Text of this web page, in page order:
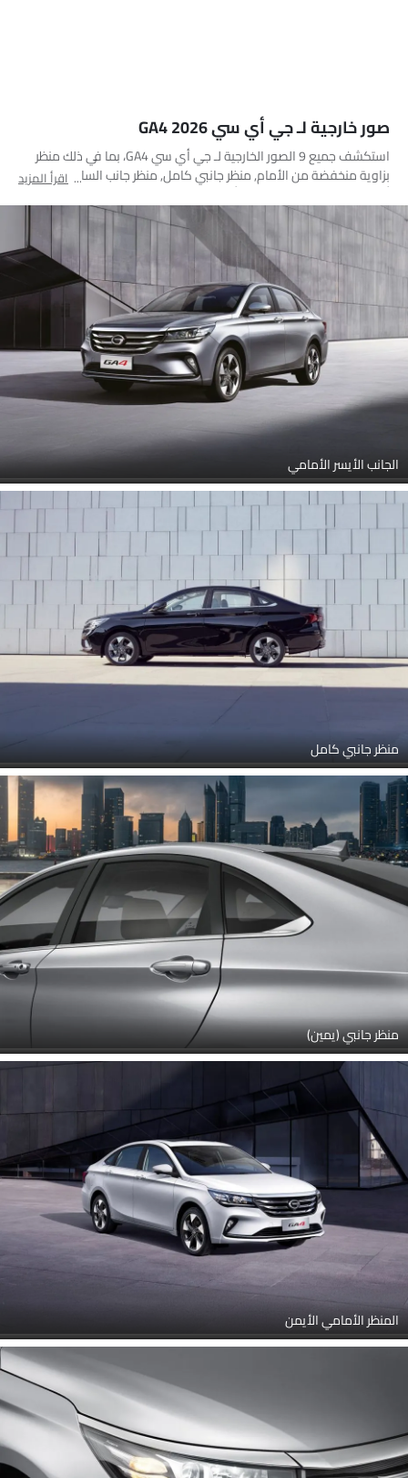
صور خارجية لـ جي أي سي GA4 2026
استكشف جميع 9 الصور الخارجية لـ جي أي سي GA4، بما في ذلك منظر
بزاوية منخفضة من الأمام, منظر جانبي كامل, منظر جانب السائق, منظر
أمامي جانبي متقاطع, مصباح أمامي, مصباح خلفي, فتحة السقف/
القمرية, عجلة, منظر الشبك الأمامي
اقرأ المزيد
الجانب الأيسر الأمامي
منظر جانبي كامل
منظر جانبي (يمين)
المنظر الأمامي الأيمن